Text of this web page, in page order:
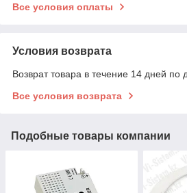
Все условия оплаты
Условия возврата
Возврат товара в течение 14 дней по
Все условия возврата
Подобные товары компании